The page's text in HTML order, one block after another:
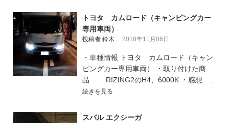
トヨタ カムロード（キャンピングカー
専用車両）
投稿者 鈴木 2018年11月06日
・車種情報 トヨタ カムロード（キャン
ピングカー専用車両） ・取り付けた商
品 RIZING2のH4、6000K ・感想 ..
続きを見る
スバル エクシーガ